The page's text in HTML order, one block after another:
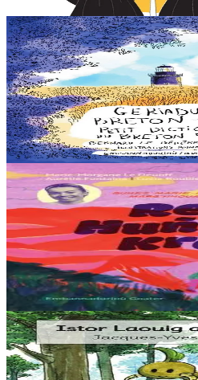
12,90 €
6 ans et plus
Goater
Petit dictionnaire du breton
Ce "petit dictionnaire du breton de
amoureux de l'île, de sa langue, de
aussi aux amoureux du...
En stock20,00 €
10 ans et plus
Goater
Red, huñvre, Kred !
Comment vivent les sportives
de Marie-Morgane Le Deunff,
accomplie, le jeune lecteur...
En stock12,00 €
3 ans et plus
Goater
Istor Laouig al Laouenn